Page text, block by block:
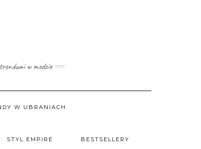
w modzie
W UBRANIACH
STYL EMPIRE BESTSELLERY